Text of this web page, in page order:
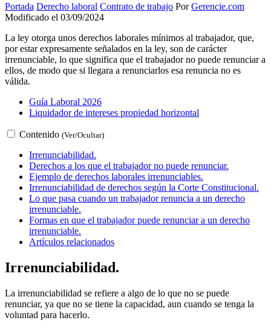
Portada Derecho laboral Contrato de trabajo PorGerencie.com
Modificado el 03/09/2024
La ley otorga unos derechos laborales mínimos al trabajador, que,
por estar expresamente señalados en la ley, son de carácter
irrenunciable, lo que significa que el trabajador no puede renunciar a
ellos, de modo que si llegara a renunciarlos esa renuncia no es
válida.
Guía Laboral 2026
Liquidador de intereses propiedad horizontal
Contenido (Ver/Ocultar)
Irrenunciabilidad.
Derechos a los que el trabajador no puede renunciar.
Ejemplo de derechos laborales irrenunciables.
Irrenunciabilidad de derechos según la Corte Constitucional.
Lo que pasa cuando un trabajador renuncia a un derecho
irrenunciable.
Formas en que el trabajador puede renunciar a un derecho
irrenunciable.
Artículos relacionados
Irrenunciabilidad.
La irrenunciabilidad se refiere a algo de lo que no se puede
renunciar, ya que no se tiene la capacidad, aun cuando se tenga la
voluntad para hacerlo.